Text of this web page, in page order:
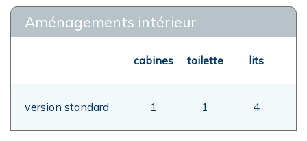
Aménagements intérieur
cabines toilette lits
version standard 1 1 4